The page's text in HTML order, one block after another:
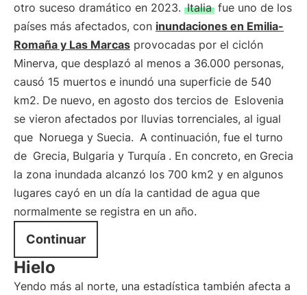
otro suceso dramático en 2023. Italia fue uno de los
países más afectados, con inundaciones en Emilia-
Romaña y Las Marcas provocadas por el ciclón
Minerva, que desplazó al menos a 36.000 personas,
causó 15 muertos e inundó una superficie de 540
km2. De nuevo, en agosto dos tercios de Eslovenia
se vieron afectados por lluvias torrenciales, al igual
que Noruega y Suecia. A continuación, fue el turno
de Grecia, Bulgaria y Turquía . En concreto, en Grecia
la zona inundada alcanzó los 700 km2 y en algunos
lugares cayó en un día la cantidad de agua que
normalmente se registra en un año.
Continuar
Hielo
Yendo más al norte, una estadística también afecta a